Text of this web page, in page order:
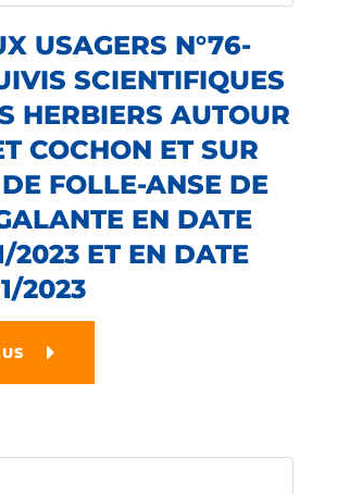
USAGERS N°76-
SCIENTIFIQUES
HERBIERS AUTOUR
COCHON ET SUR
FOLLE-ANSE DE
EN DATE
2023 ET EN DATE
2023